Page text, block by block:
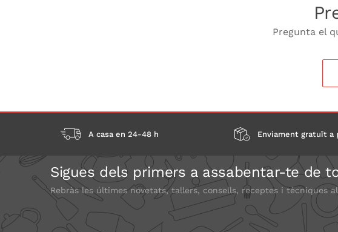
Pregunta el
A casa en 24-48 h Enviament gratuït a
Sigues dels primers a assabentar-te de
Rebràs les últimes novetats, tallers, consells, receptes i tècniques